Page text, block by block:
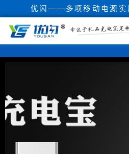
优闪——多项移动电源实